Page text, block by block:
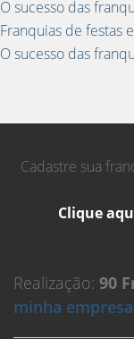
O sucesso das
Franquias de festas
O sucesso das
Cadastre sua
Clique
Realização: 90
minha